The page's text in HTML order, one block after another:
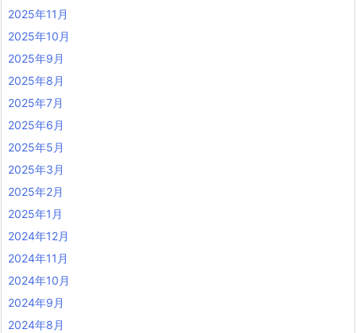
2025年11月
2025年10月
2025年9月
2025年8月
2025年7月
2025年6月
2025年5月
2025年3月
2025年2月
2025年1月
2024年12月
2024年11月
2024年10月
2024年9月
2024年8月